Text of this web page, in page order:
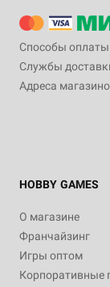
Способы оплаты
Службы
Адреса
HOBBY GAMES
О магазине
Франчайзинг
Игры оптом
Корпоративные